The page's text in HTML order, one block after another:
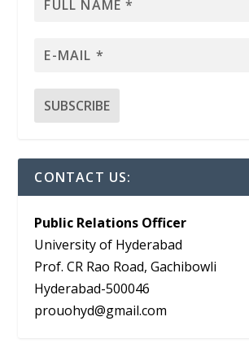
CONTACT US:
Public Relations Officer
University of Hyderabad
Prof. CR Rao Road, Gachibowli
Hyderabad-500046
prouohyd@gmail.com